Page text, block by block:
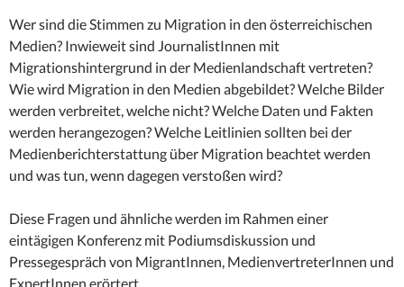
Wer sind die Stimmen zu Migration in den österreichischen
Medien? Inwieweit sind JournalistInnen mit
Migrationshintergrund in der Medienlandschaft vertreten?
Wie wird Migration in den Medien abgebildet? Welche Bilder
werden verbreitet, welche nicht? Welche Daten und Fakten
werden herangezogen? Welche Leitlinien sollten bei der
Medienberichterstattung über Migration beachtet werden
und was tun, wenn dagegen verstoßen wird?
Diese Fragen und ähnliche werden im Rahmen einer
eintägigen Konferenz mit Podiumsdiskussion und
Pressegespräch von MigrantInnen, MedienvertreterInnen und
ExpertInnen erörtert.